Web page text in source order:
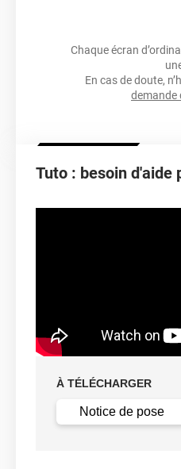
Résistance À L'humidité
Température
Type De Pose
Dépose
Chaque écran
En cas de doute,
demande
Tuto : besoin d'aide
À TÉLÉCHARGER
Notice de pose